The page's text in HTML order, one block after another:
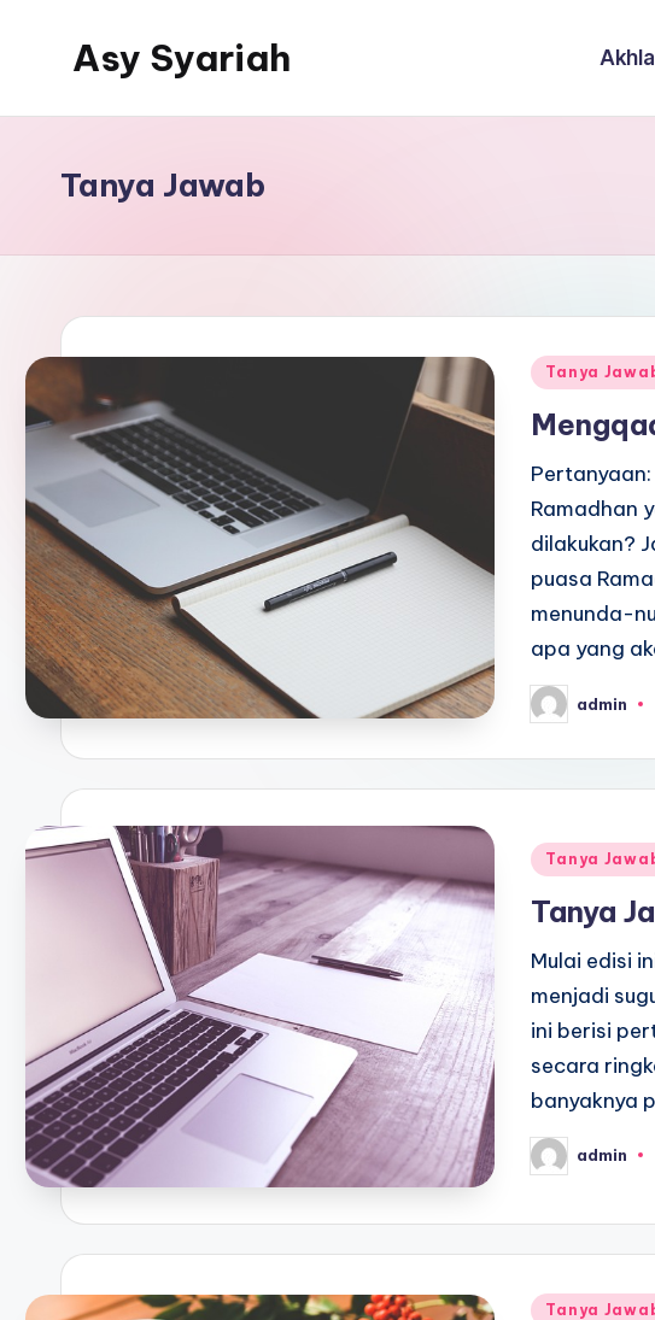
Asy Syariah
Ilmu
Islam
Tanya Jawab
Posted
Tanya
Ramadhan
dilakukan?
puasa
menunda-
apa yang
Posted
by
admin
Posted
Tanya
Tanya
Mulai edisi
menjadi
ini berisi
secara
banyaknya
Posted
by
admin
Posted
Tanya